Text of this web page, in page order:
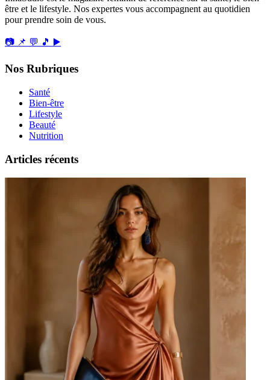
être et le lifestyle. Nos expertes vous accompagnent au quotidien
pour prendre soin de vous.
📷 📌 💬 🎵 ▶️
Nos Rubriques
Santé
Bien-être
Lifestyle
Beauté
Nutrition
Articles récents